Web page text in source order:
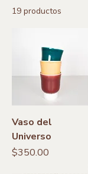
19 productos
Vaso del
Universo
Precio
$350.00